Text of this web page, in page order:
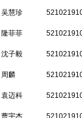
吴慧珍
隆菲菲
沈子毅
周麟
袁迈科
曹宇杰